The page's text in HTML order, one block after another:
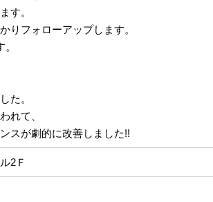
す。
りフォローアップします。
た。
れて、
スが劇的に改善しました!!
2Ｆ